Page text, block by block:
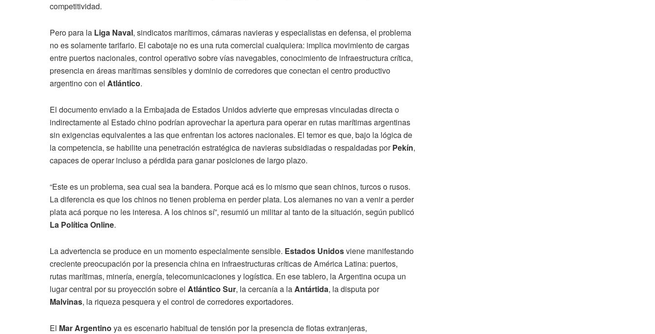
competitividad.
Pero para la Liga Naval, sindicatos marítimos, cámaras navieras y especialistas en defensa, el problema
no es solamente tarifario. El cabotaje no es una ruta comercial cualquiera: implica movimiento de cargas
entre puertos nacionales, control operativo sobre vías navegables, conocimiento de infraestructura crítica,
presencia en áreas marítimas sensibles y dominio de corredores que conectan el centro productivo
argentino con el Atlántico.
El documento enviado a la Embajada de Estados Unidos advierte que empresas vinculadas directa o
indirectamente al Estado chino podrían aprovechar la apertura para operar en rutas marítimas argentinas
sin exigencias equivalentes a las que enfrentan los actores nacionales. El temor es que, bajo la lógica de
la competencia, se habilite una penetración estratégica de navieras subsidiadas o respaldadas porPekín,
capaces de operar incluso a pérdida para ganar posiciones de largo plazo.
“Este es un problema, sea cual sea la bandera. Porque acá es lo mismo que sean chinos, turcos o rusos.
La diferencia es que los chinos no tienen problema en perder plata. Los alemanes no van a venir a perder
plata acá porque no les interesa. A los chinos sí”, resumió un militar al tanto de la situación, según publicó
La Política Online.
La advertencia se produce en un momento especialmente sensible. Estados Unidosviene manifestando
creciente preocupación por la presencia china en infraestructuras críticas de América Latina: puertos,
rutas marítimas, minería, energía, telecomunicaciones y logística. En ese tablero, la Argentina ocupa un
lugar central por su proyección sobre el Atlántico Sur, la cercanía a laAntártida, la disputa por
Malvinas, la riqueza pesquera y el control de corredores exportadores.
El Mar Argentino ya es escenario habitual de tensión por la presencia de flotas extranjeras,